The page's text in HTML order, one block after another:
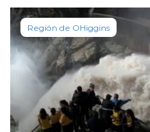
Región de OHiggins